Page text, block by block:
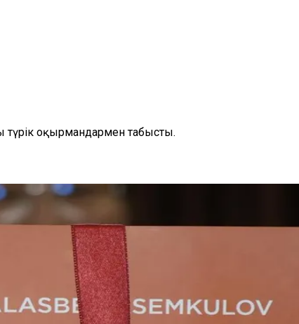
түрік оқырмандармен табысты.